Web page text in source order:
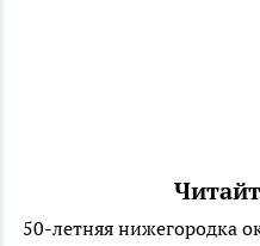
50-летняя нижегородка